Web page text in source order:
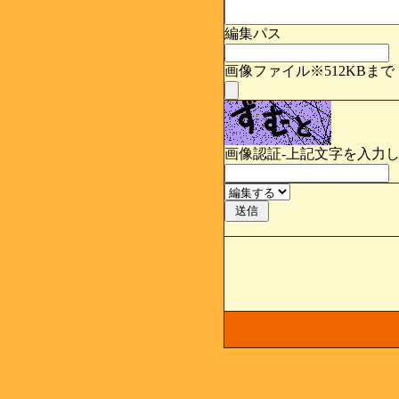
編集パス
画像ファイル※512KBまで
画像認証-上記文字を入力